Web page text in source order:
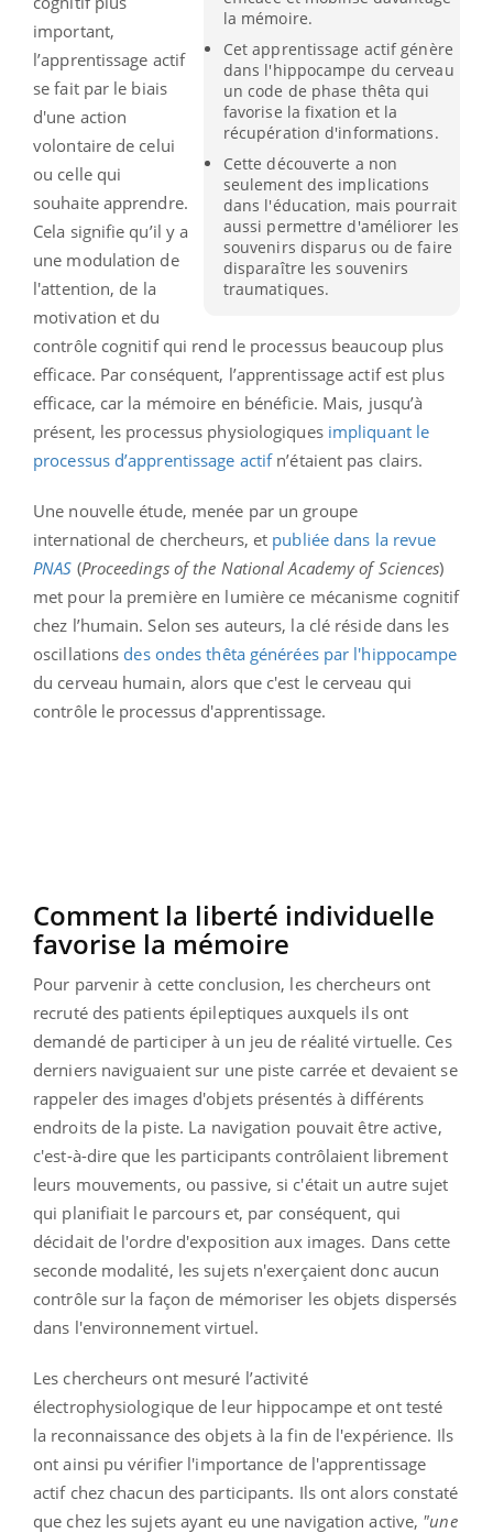
la mémoire.
Cet apprentissage actif génère
dans l'hippocampe du cerveau
un code de phase thêta qui
favorise la fixation et la
récupération d'informations.
Cette découverte a non
seulement des implications
dans l'éducation, mais pourrait
aussi permettre d'améliorer les
souvenirs disparus ou de faire
disparaître les souvenirs
traumatiques.
important,
l’apprentissage actif
se fait par le biais
d'une action
volontaire de celui
ou celle qui
souhaite apprendre.
Cela signifie qu’il y a
une modulation de
l'attention, de la
motivation et du
contrôle cognitif qui rend le processus beaucoup plus
efficace. Par conséquent, l’apprentissage actif est plus
efficace, car la mémoire en bénéficie. Mais, jusqu’à
présent, les processus physiologiques impliquant le
processus d’apprentissage actifn’étaient pas clairs.
Une nouvelle étude, menée par un groupe
international de chercheurs, et publiée dans la revue
PNAS (Proceedings of the National Academy of Sciences)
met pour la première en lumière ce mécanisme cognitif
chez l’humain. Selon ses auteurs, la clé réside dans les
oscillations des ondes thêta générées par l'hippocampe
du cerveau humain, alors que c'est le cerveau qui
contrôle le processus d'apprentissage.
Comment la liberté individuelle
favorise la mémoire
Pour parvenir à cette conclusion, les chercheurs ont
recruté des patients épileptiques auxquels ils ont
demandé de participer à un jeu de réalité virtuelle. Ces
derniers naviguaient sur une piste carrée et devaient se
rappeler des images d'objets présentés à différents
endroits de la piste. La navigation pouvait être active,
c'est-à-dire que les participants contrôlaient librement
leurs mouvements, ou passive, si c'était un autre sujet
qui planifiait le parcours et, par conséquent, qui
décidait de l'ordre d'exposition aux images. Dans cette
seconde modalité, les sujets n'exerçaient donc aucun
contrôle sur la façon de mémoriser les objets dispersés
dans l'environnement virtuel.
Les chercheurs ont mesuré l’activité
électrophysiologique de leur hippocampe et ont testé
la reconnaissance des objets à la fin de l'expérience. Ils
ont ainsi pu vérifier l'importance de l'apprentissage
actif chez chacun des participants. Ils ont alors constaté
que chez les sujets ayant eu une navigation active, "une